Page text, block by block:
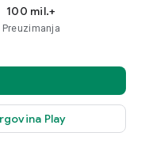
100 mil.+
Preuzimanja
Play